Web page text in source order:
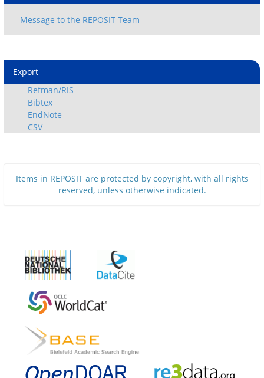
Export
Refman/RIS
Bibtex
EndNote
CSV
Items in REPOSIT are protected by copyright, with all rights
reserved, unless otherwise indicated.